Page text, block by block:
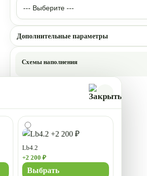
Дополнительные параметры
Схемы наполнения
Lb4.2
+2 200 ₽
Выбрать